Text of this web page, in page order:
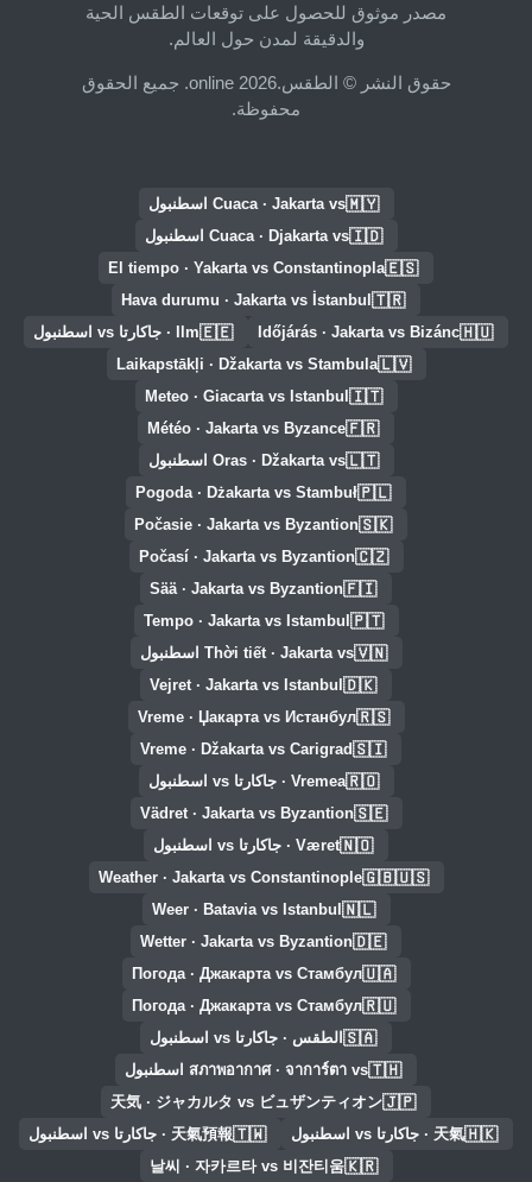
مصدر موثوق للحصول على توقعات الطقس الحية
والدقيقة لمدن حول العالم.
حقوق النشر © الطقس.online 2026. جميع الحقوق
محفوظة.
🇲🇾Cuaca · Jakarta vs اسطنبول
🇮🇩Cuaca · Djakarta vs اسطنبول
🇪🇸
El tiempo · Yakarta vs Constantinopla
🇹🇷
Hava durumu · Jakarta vs İstanbul
🇭🇺
Időjárás · Jakarta vs Bizánc
🇪🇪Ilm · جاكارتا vs اسطنبول
🇱🇻
Laikapstākļi · Džakarta vs Stambula
🇮🇹
Meteo · Giacarta vs Istanbul
🇫🇷
Météo · Jakarta vs Byzance
🇱🇹Oras · Džakarta vs اسطنبول
🇵🇱
Pogoda · Dżakarta vs Stambuł
🇸🇰
Počasie · Jakarta vs Byzantion
🇨🇿
Počasí · Jakarta vs Byzantion
🇫🇮
Sää · Jakarta vs Byzantion
🇵🇹
Tempo · Jakarta vs Istambul
🇻🇳Thời tiết · Jakarta vs اسطنبول
🇩🇰
Vejret · Jakarta vs Istanbul
🇷🇸
Vreme · Џакарта vs Истанбул
🇸🇮
Vreme · Džakarta vs Carigrad
🇷🇴Vremea · جاكارتا vs اسطنبول
🇸🇪
Vädret · Jakarta vs Byzantion
🇳🇴Været · جاكارتا vs اسطنبول
🇬🇧🇺🇸
Weather · Jakarta vs Constantinople
🇳🇱
Weer · Batavia vs Istanbul
🇩🇪
Wetter · Jakarta vs Byzantion
🇺🇦
Погода · Джакарта vs Стамбул
🇷🇺
Погода · Джакарта vs Стамбул
🇸🇦 الطقس · جاكارتا vs اسطنبول
🇹🇭สภาพอากาศ · จาการ์ตา vs اسطنبول
🇯🇵
天気 · ジャカルタ vs ビュザンティオン
🇭🇰天氣 · جاكارتا vs اسطنبول 🇹🇼天氣預報 · جاكارتا vs اسطنبول
🇰🇷
날씨 · 자카르타 vs 비잔티움